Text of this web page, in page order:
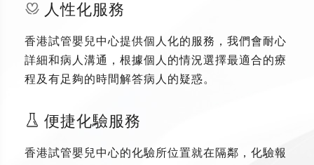
人性化服務
香港試管嬰兒中心提供個人化的服務，我們會耐心
詳細和病人溝通，根據個人的情況選擇最適合的療
程及有足夠的時間解答病人的疑惑。
便捷化驗服務
香港試管嬰兒中心的化驗所位置就在隔鄰，化驗報